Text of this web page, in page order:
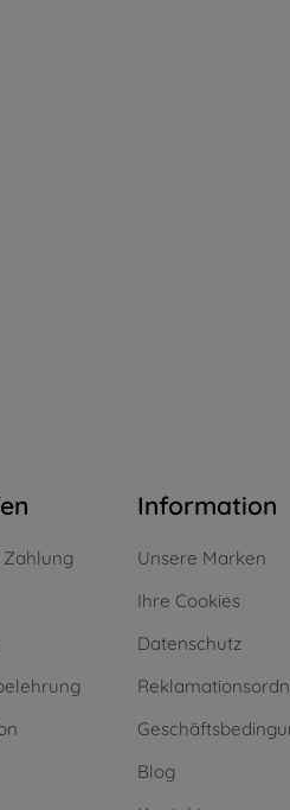
Zahlung
Information
Unsere Marken
Ihre Cookies
Datenschutz
Blog